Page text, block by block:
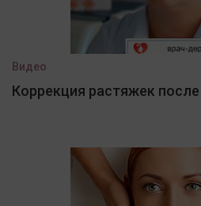
Видео
Коррекция растяжек